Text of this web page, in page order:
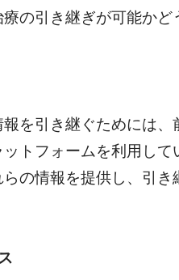
の引き継ぎが可能かど
を引き継ぐためには
トフォームを利用し
の情報を提供し、引